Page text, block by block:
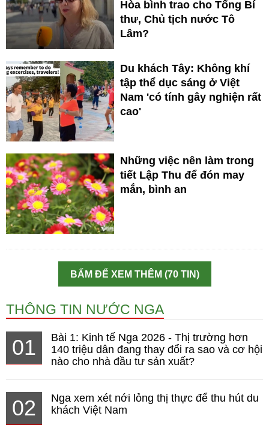
Hòa bình trao cho Tổng Bí
thư, Chủ tịch nước Tô
Lâm?
Du khách Tây: Không khí
tập thể dục sáng ở Việt
Nam 'có tính gây nghiện rất
cao'
Những việc nên làm trong
tiết Lập Thu để đón may
mắn, bình an
BẤM ĐỂ XEM THÊM (70 TIN)
THÔNG TIN NƯỚC NGA
01
Bài 1: Kinh tế Nga 2026 - Thị trường hơn
140 triệu dân đang thay đổi ra sao và cơ hội
nào cho nhà đầu tư sản xuất?
02
Nga xem xét nới lỏng thị thực để thu hút du
khách Việt Nam